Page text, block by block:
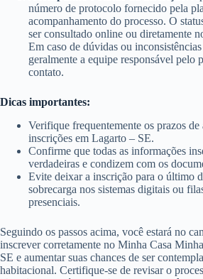
número de protocolo fornecido pela
acompanhamento do processo. O
ser consultado online ou diretamente
Em caso de dúvidas ou
geralmente a equipe responsável pelo
contato.
Dicas importantes:
Verifique frequentemente os prazos
inscrições em Lagarto – SE.
Confirme que todas as informações
verdadeiras e condizem com os
Evite deixar a inscrição para o último
sobrecarga nos sistemas digitais ou
presenciais.
Seguindo os passos acima, você estará no
inscrever corretamente no Minha Casa
SE e aumentar suas chances de ser
habitacional. Certifique-se de revisar o